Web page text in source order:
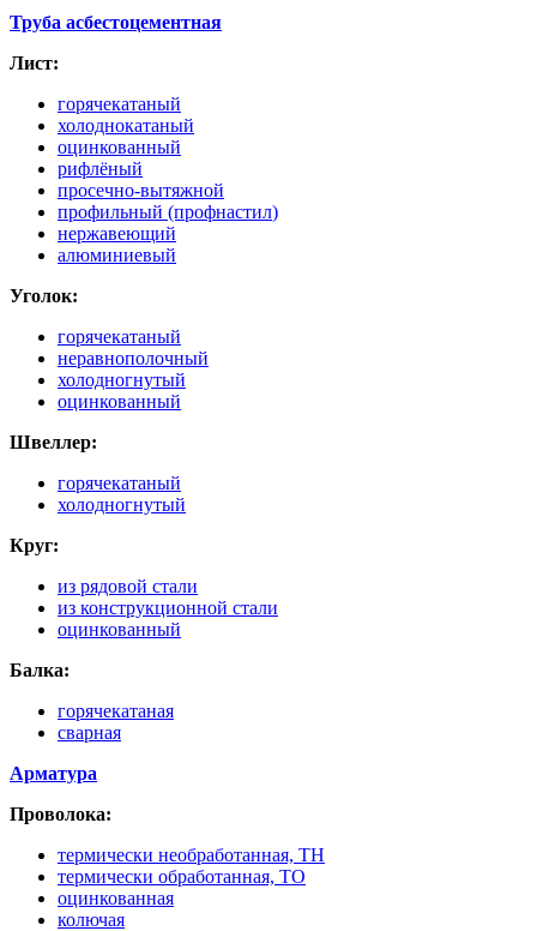
Труба асбестоцементная
Лист:
горячекатаный
холоднокатаный
оцинкованный
рифлёный
просечно-вытяжной
профильный (профнастил)
нержавеющий
алюминиевый
Уголок:
горячекатаный
неравнополочный
холодногнутый
оцинкованный
Швеллер:
горячекатаный
холодногнутый
Круг:
из рядовой стали
из конструкционной стали
оцинкованный
Балка:
горячекатаная
сварная
Арматура
Проволока:
термически необработанная, ТН
термически обработанная, ТО
оцинкованная
колючая